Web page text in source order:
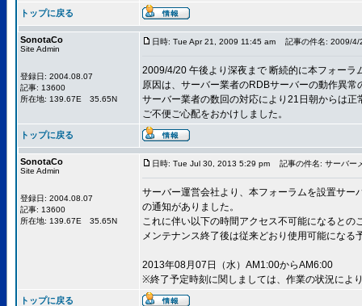
トップに戻る
SonotaCo
Site Admin
登録日: 2004.08.07
記事: 13600
所在地: 139.67E 35.65N
日時: Tue Apr 21, 2009 11:45 am 記事の件名: 2009/4/
2009/4/20 午後より深夜まで 断続的に本フォー
原因は、サーバー業者のRDBサーバーの動作異
サーバー業者の数回の対応により21日朝からは正
ご不便ご心配をおかけしました。
トップに戻る
SonotaCo
Site Admin
登録日: 2004.08.07
記事: 13600
所在地: 139.67E 35.65N
日時: Tue Jul 30, 2013 5:29 pm 記事の件名: サーバー
サーバー運営会社より、本フォーラムを設置サー
の通知がありました。
これに伴い以下の時間アクセス不可能になるとの
メンテナンス終了後は従来どおり使用可能になる
2013年08月07日（水）AM1:00からAM6:00
※終了予定時刻に関しましては、作業の状況によ
トップに戻る